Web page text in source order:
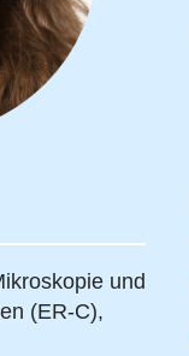
und
(ER-C),